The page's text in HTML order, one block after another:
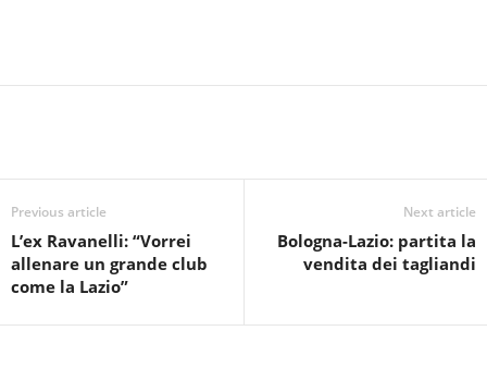
Previous article
L’ex Ravanelli: “Vorrei
allenare un grande club
come la Lazio”
Next article
Bologna-Lazio: partita la
vendita dei tagliandi